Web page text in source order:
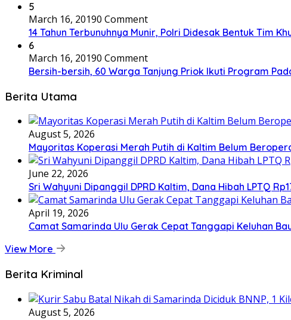
5
March 16, 20190 Comment
14 Tahun Terbunuhnya Munir, Polri Didesak Bentuk Tim
6
March 16, 20190 Comment
Bersih-bersih, 60 Warga Tanjung Priok Ikuti Program
Berita Utama
August 5, 2026
Mayoritas Koperasi Merah Putih di Kaltim Belum
June 22, 2026
Sri Wahyuni Dipanggil DPRD Kaltim, Dana Hibah LPTQ
April 19, 2026
Camat Samarinda Ulu Gerak Cepat Tanggapi Keluhan
View More
Berita Kriminal
August 5, 2026